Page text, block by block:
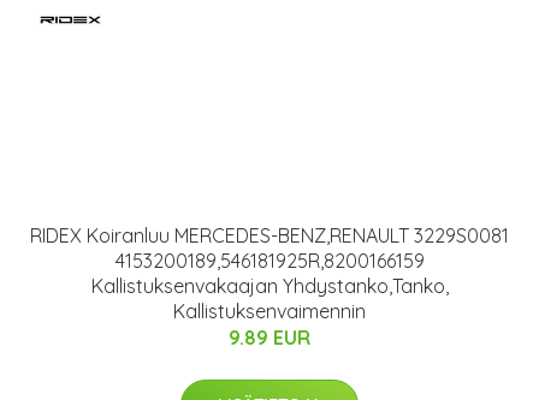
RIDEX Koiranluu MERCEDES-BENZ,RENAULT 3229S0081
4153200189,546181925R,8200166159
Kallistuksenvakaajan Yhdystanko,Tanko,
Kallistuksenvaimennin
9.89 EUR